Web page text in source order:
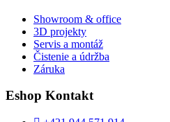
Showroom & office
3D projekty
Servis a montáž
Čistenie a údržba
Záruka
Eshop Kontakt